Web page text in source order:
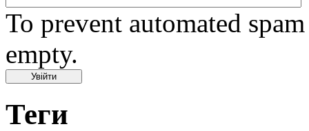
To prevent automated
empty.
Теги